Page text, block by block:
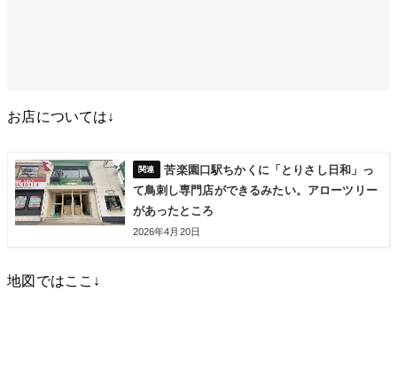
お店については↓
苦楽園口駅ちかくに「とりさし日和」っ
て鳥刺し専門店ができるみたい。アローツリー
があったところ
2026年4月20日
地図ではここ↓